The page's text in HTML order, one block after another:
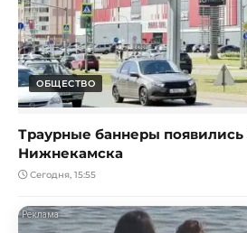
ОБЩЕСТВО
Траурные баннеры появились
Нижнекамска
Сегодня, 15:55